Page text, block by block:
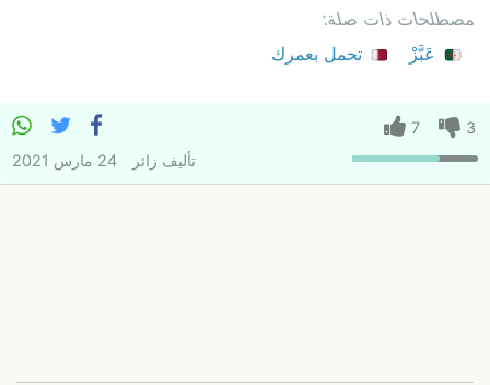
مصطلحات ذات صلة:
عَبَّزْ
تحمل بعمرك
3
7
تأليف زائر 24 مارس 2021